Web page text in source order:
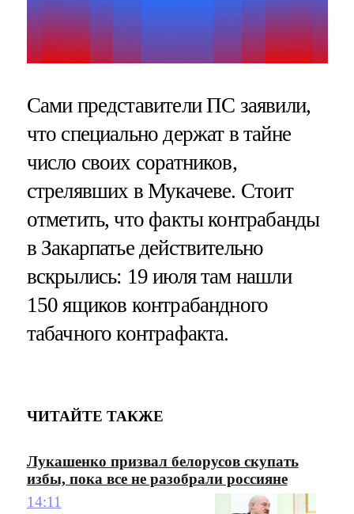
Сами представители ПС заявили,
что специально держат в тайне
число своих соратников,
стрелявших в Мукачеве. Стоит
отметить, что факты контрабанды
в Закарпатье действительно
вскрылись: 19 июля там нашли
150 ящиков контрабандного
табачного контрафакта.
ЧИТАЙТЕ ТАКЖЕ
Лукашенко призвал белорусов скупать
избы, пока все не разобрали россияне
14:11